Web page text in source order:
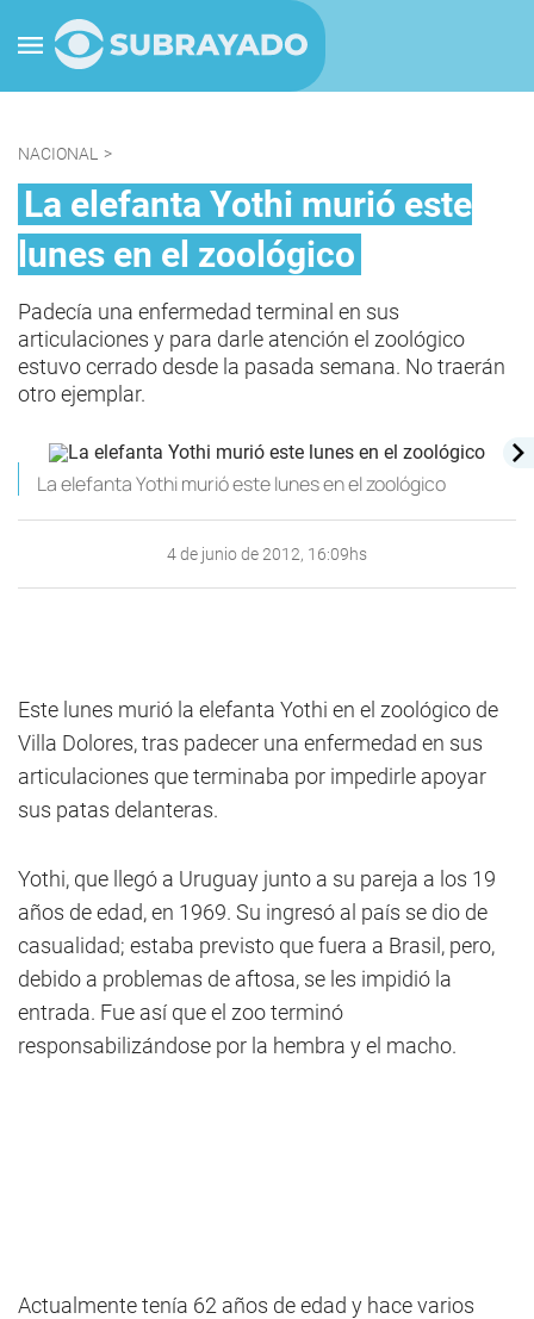
NACIONAL >
La elefanta Yothi murió este
lunes en el zoológico
Padecía una enfermedad terminal en sus
articulaciones y para darle atención el zoológico
estuvo cerrado desde la pasada semana. No traerán
otro ejemplar.
La elefanta Yothi murió este lunes en el zoológico
4 de junio de 2012, 16:09hs
Este lunes murió la elefanta Yothi en el zoológico de
Villa Dolores, tras padecer una enfermedad en sus
articulaciones que terminaba por impedirle apoyar
sus patas delanteras.
Yothi, que llegó a Uruguay junto a su pareja a los 19
años de edad, en 1969. Su ingresó al país se dio de
casualidad; estaba previsto que fuera a Brasil, pero,
debido a problemas de aftosa, se les impidió la
entrada. Fue así que el zoo terminó
responsabilizándose por la hembra y el macho.
Actualmente tenía 62 años de edad y hace varios